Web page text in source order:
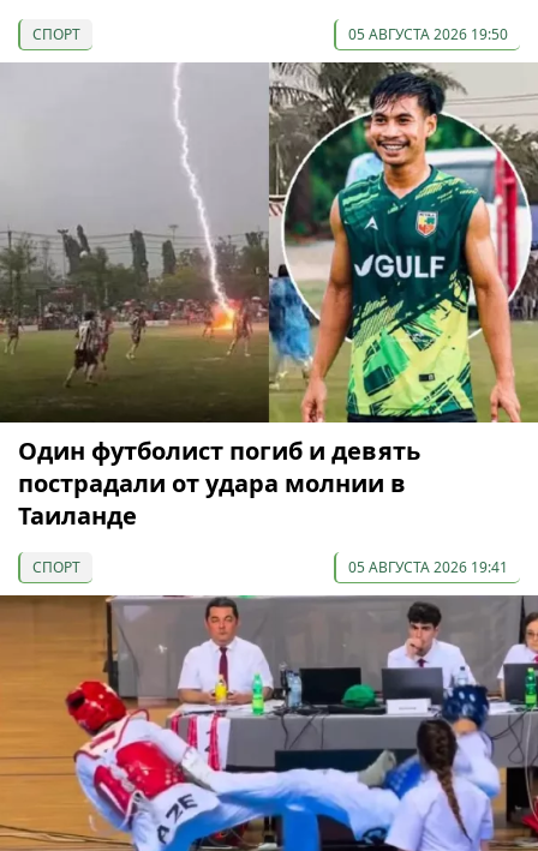
СПОРТ 05 АВГУСТА 2026 19:50
Один футболист погиб и девять
пострадали от удара молнии в
Таиланде
СПОРТ 05 АВГУСТА 2026 19:41